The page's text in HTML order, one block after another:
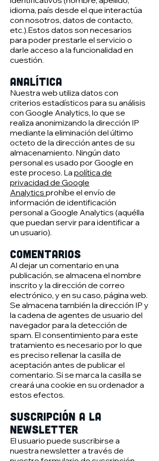
idioma, país desde el que interactúa
con nosotros, datos de contacto,
etc.).Estos datos son necesarios
para poder prestarle el servicio o
darle acceso a la funcionalidad en
cuestión.
Analítica
Nuestra web utiliza datos con
criterios estadísticos para su análisis
con Google Analytics, lo que se
realiza anonimizando la dirección IP
mediante la eliminación del último
octeto de la dirección antes de su
almacenamiento. Ningún dato
personal es usado por Google en
este proceso. La política de
privacidad de Google
Analytics prohíbe el envío de
información de identificación
personal a Google Analytics (aquélla
que puedan servir para identificar a
un usuario).
Comentarios
Al dejar un comentario en una
publicación, se almacena el nombre
inscrito y la dirección de correo
electrónico, y en su caso, página web.
Se almacena también la dirección IP y
la cadena de agentes de usuario del
navegador para la detección de
spam. El consentimiento para este
tratamiento es necesario por lo que
es preciso rellenar la casilla de
aceptación antes de publicar el
comentario. Si se marca la casilla se
creará una cookie en su ordenador a
estos efectos.
Suscripción a la
newsletter
El usuario puede suscribirse a
nuestra newsletter a través de